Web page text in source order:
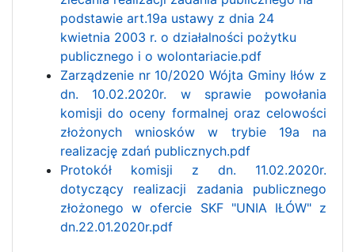
podstawie art.19a ustawy z dnia 24
kwietnia 2003 r. o działalności pożytku
publicznego i o wolontariacie.pdf
Zarządzenie nr 10/2020 Wójta Gminy Iłów z
dn. 10.02.2020r. w sprawie powołania
komisji do oceny formalnej oraz celowości
złożonych wniosków w trybie 19a na
realizację zdań publicznych.pdf
Protokół komisji z dn. 11.02.2020r.
dotyczący realizacji zadania publicznego
złożonego w ofercie SKF "UNIA IŁÓW" z
dn.22.01.2020r.pdf